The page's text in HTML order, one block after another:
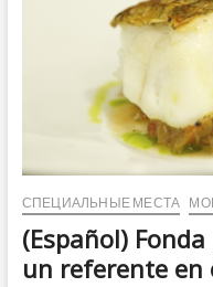
СПЕЦИАЛЬНЫЕ МЕСТА
(Español)
un referente en